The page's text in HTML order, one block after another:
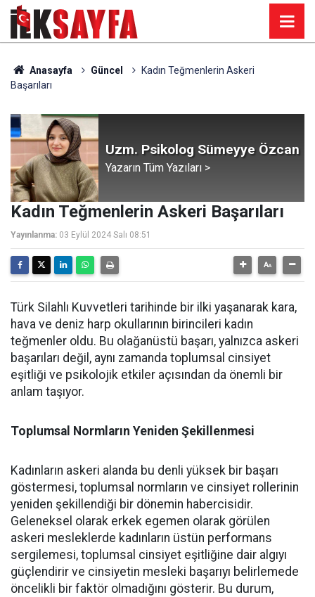
Anasayfa Güncel
Kadın Teğmenlerin Askeri
Başarıları
Uzm. Psikolog Sümeyye Özcan
Yazarın Tüm Yazıları >
Kadın Teğmenlerin Askeri Başarıları
Yayınlanma: 03 Eylül 2024 Salı 08:51
Türk Silahlı Kuvvetleri tarihinde bir ilki yaşanarak kara,
hava ve deniz harp okullarının birincileri kadın
teğmenler oldu. Bu olağanüstü başarı, yalnızca askeri
başarıları değil, aynı zamanda toplumsal cinsiyet
eşitliği ve psikolojik etkiler açısından da önemli bir
anlam taşıyor.
Toplumsal Normların Yeniden Şekillenmesi
Kadınların askeri alanda bu denli yüksek bir başarı
göstermesi, toplumsal normların ve cinsiyet rollerinin
yeniden şekillendiği bir dönemin habercisidir.
Geleneksel olarak erkek egemen olarak görülen
askeri mesleklerde kadınların üstün performans
sergilemesi, toplumsal cinsiyet eşitliğine dair algıyı
güçlendirir ve cinsiyetin mesleki başarıyı belirlemede
öncelikli bir faktör olmadığını gösterir. Bu durum,